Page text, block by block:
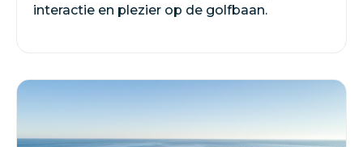
interactie en plezier op de golfbaan.